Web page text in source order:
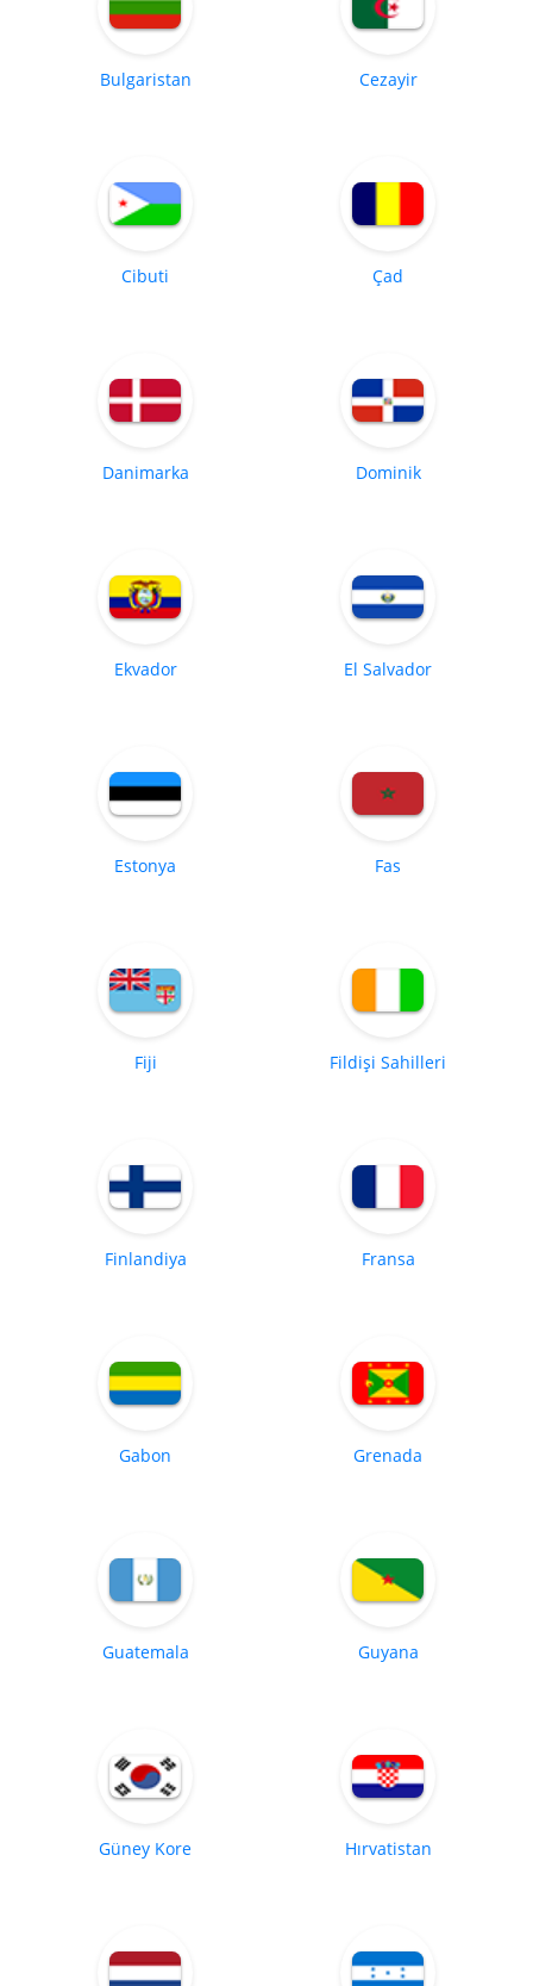
Bulgaristan Cezayir
Cibuti Çad
Danimarka Dominik
Ekvador El Salvador
Estonya Fas
Fiji Fildişi Sahilleri
Finlandiya Fransa
Gabon Grenada
Guatemala Guyana
Güney Kore Hırvatistan